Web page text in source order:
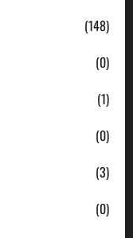
(148)
(0)
(1)
(0)
(3)
(0)